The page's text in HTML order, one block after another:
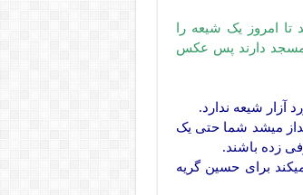
امروز یک شیعه را
مسجد دارند پس عکس
شیعه ندارد.
میشد شما حتی یک
زده باشند.
برای حسین گریه